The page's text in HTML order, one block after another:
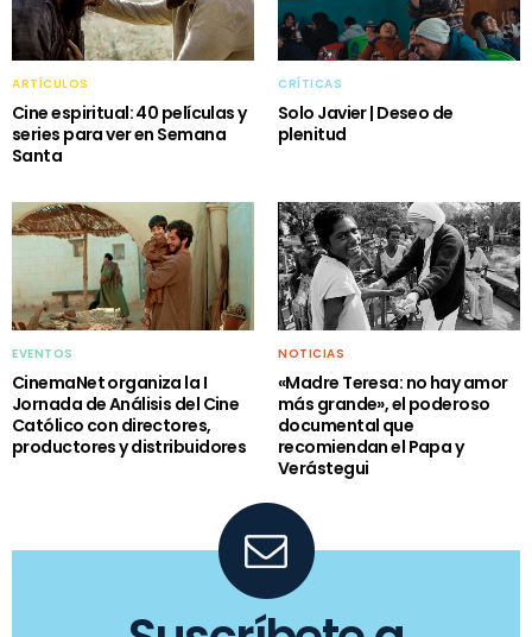
ARTÍCULOS
Cine espiritual: 40 películas y
series para ver en Semana
Santa
CRÍTICAS
Solo Javier | Deseo de
plenitud
EVENTOS
CinemaNet organiza la I
Jornada de Análisis del Cine
Católico con directores,
productores y distribuidores
NOTICIAS
«Madre Teresa: no hay amor
más grande», el poderoso
documental que
recomiendan el Papa y
Verástegui